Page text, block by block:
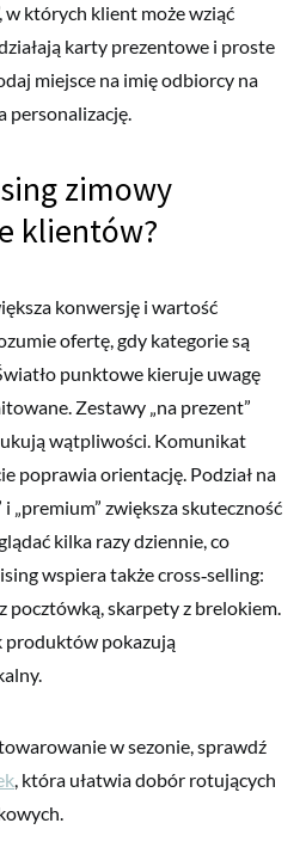
w których klient może wziąć
karty prezentowe i proste
miejsce na imię odbiorcy na
personalizację.
zimowy
klientów?
konwersję i wartość
ofertę, gdy kategorie są
punktowe kieruje uwagę
Zestawy „na prezent”
wątpliwości. Komunikat
poprawia orientację. Podział na
i „premium” zwiększa skuteczność
kilka razy dziennie, co
wspiera także cross‑selling:
pocztówką, skarpety z brelokiem.
produktów pokazują
w sezonie, sprawdź
, która ułatwia dobór rotujących